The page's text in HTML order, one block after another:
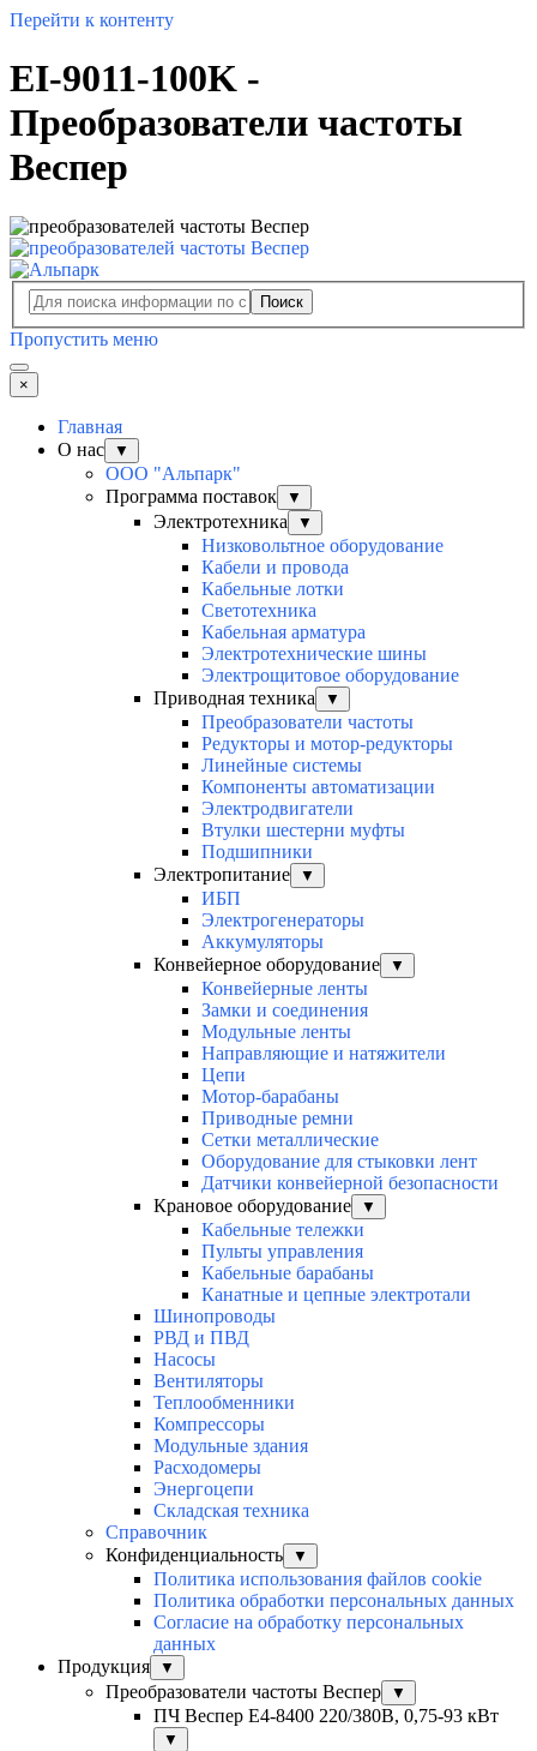
Перейти к контенту
EI-9011-100K -
Преобразователи частоты
Веспер
Поиск
Пропустить меню
×
Главная
О нас
▼
ООО "Альпарк"
Программа поставок
▼
Электротехника ▼
Низковольтное оборудование
Кабели и провода
Кабельные лотки
Светотехника
Кабельная арматура
Электротехнические шины
Электрощитовое оборудование
Приводная техника
▼
Преобразователи частоты
Редукторы и мотор-редукторы
Линейные системы
Компоненты автоматизации
Электродвигатели
Втулки шестерни муфты
Подшипники
Электропитание
▼
ИБП
Электрогенераторы
Аккумуляторы
Конвейерное оборудование
▼
Конвейерные ленты
Замки и соединения
Модульные ленты
Направляющие и натяжители
Цепи
Мотор-барабаны
Приводные ремни
Сетки металлические
Оборудование для стыковки лент
Датчики конвейерной безопасности
Крановое оборудование
▼
Кабельные тележки
Пульты управления
Кабельные барабаны
Канатные и цепные электротали
Шинопроводы
РВД и ПВД
Насосы
Вентиляторы
Теплообменники
Компрессоры
Модульные здания
Расходомеры
Энергоцепи
Складская техника
Справочник
Конфиденциальность
▼
Политика использования файлов cookie
Политика обработки персональных данных
Согласие на обработку персональных
данных
Продукция
▼
Преобразователи частоты Веспер ▼
ПЧ Веспер E4-8400 220/380В, 0,75-93 кВт
▼